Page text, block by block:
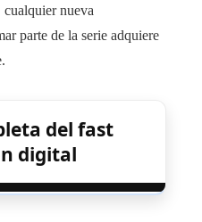
cualquier nueva
parte de la serie adquiere
del fast
digital